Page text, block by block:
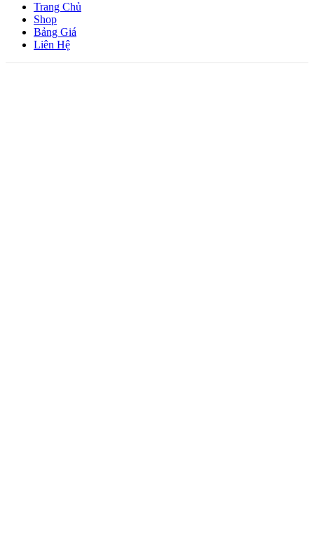
Trang Chủ
Shop
Bảng Giá
Liên Hệ